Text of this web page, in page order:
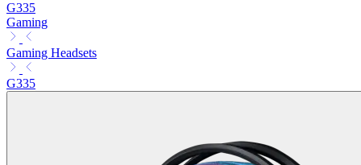
G335
Gaming
Gaming Headsets
G335